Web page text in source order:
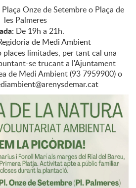
Onze de Setembre o Plaça de
les Palmeres
De 19h a 21h.
de Medi Ambient
limitades, per tant cal una
se trucant a l'Ajuntament
de Medi Ambient (93 7959900) o